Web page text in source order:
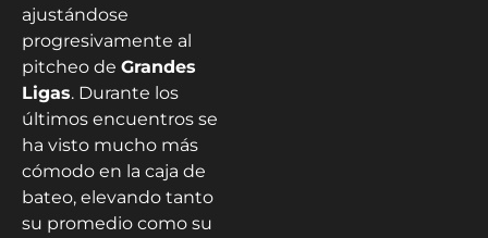
ajustándose
progresivamente al
pitcheo de Grandes
Ligas. Durante los
últimos encuentros se
ha visto mucho más
cómodo en la caja de
bateo, elevando tanto
su promedio como su